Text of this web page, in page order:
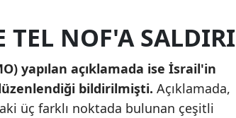
TEL NOF'A SALDIRI
yapılan açıklamada ise İsrail'in
bildirilmişti. Açıklamada,
üç farklı noktada bulunan çeşitli